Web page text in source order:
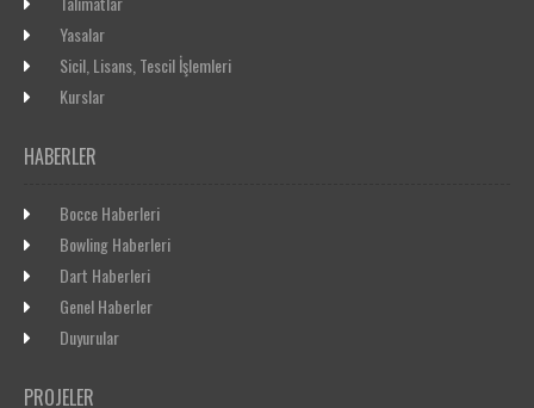
Yasalar
Sicil, Lisans, Tescil İşlemleri
Kurslar
HABERLER
Bocce Haberleri
Bowling Haberleri
Dart Haberleri
Genel Haberler
Duyurular
PROJELER